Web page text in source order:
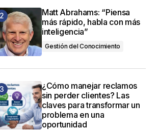
Matt Abrahams: “Piensa
más rápido, habla con más
inteligencia”
Gestión del Conocimiento
¿Cómo manejar reclamos
sin perder clientes? Las
claves para transformar un
problema en una
oportunidad